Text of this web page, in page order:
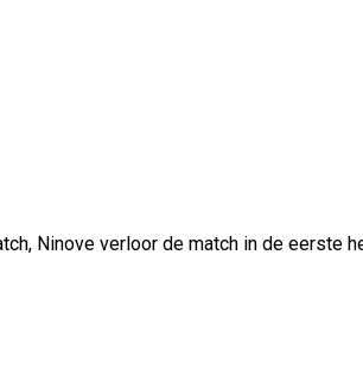
Ninove verloor de match in de eerste